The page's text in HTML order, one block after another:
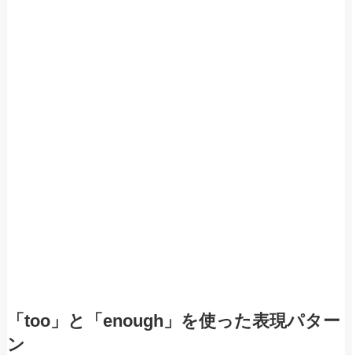
「too」と「enough」を使った表現パター
ン